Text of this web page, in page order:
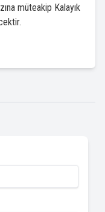
müteakip Kalayık